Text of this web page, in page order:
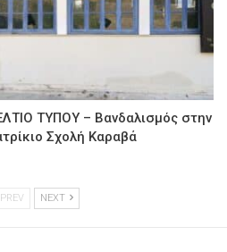
ΤΥΠΟΥ – Βανδαλισμός στην
Σχολή Καραβά
PREV NEXT